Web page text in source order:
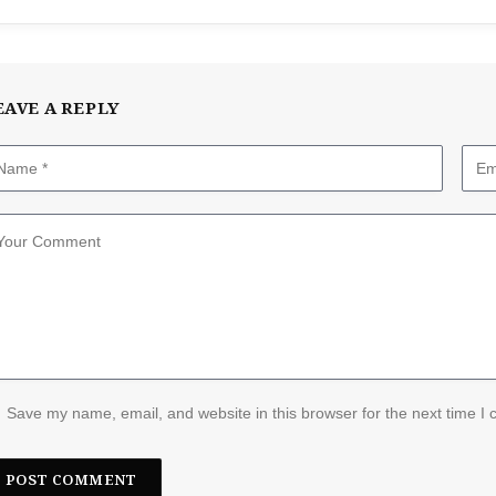
A REPLY
Save my name, email, and website in this browser for the next time I